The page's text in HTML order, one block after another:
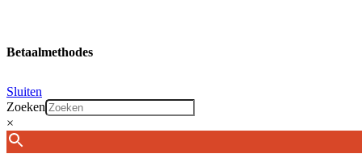
Betaalmethodes
Sluiten
Zoeken
×